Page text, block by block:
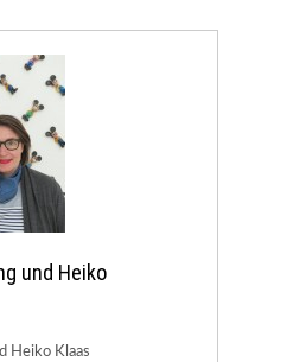
und Heiko
Heiko Klaas